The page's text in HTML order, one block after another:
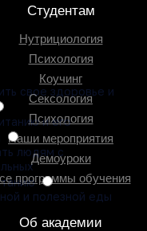
свое здоровье и
и его
людям с
и полезной еды
Студентам
Нутрициология
Психология
Коучинг
Сексология
Психология
Наши мероприятия
Демоуроки
программы обучения
Об академии